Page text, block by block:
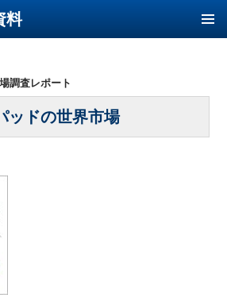
料
調査レポート
ッドの世界市場